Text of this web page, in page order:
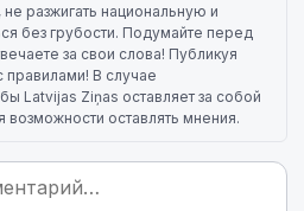
разжигать национальную и
без грубости. Подумайте перед
за свои слова! Публикуя
правилами! В случае
Latvijas Ziņas оставляет за собой
возможности оставлять мнения.